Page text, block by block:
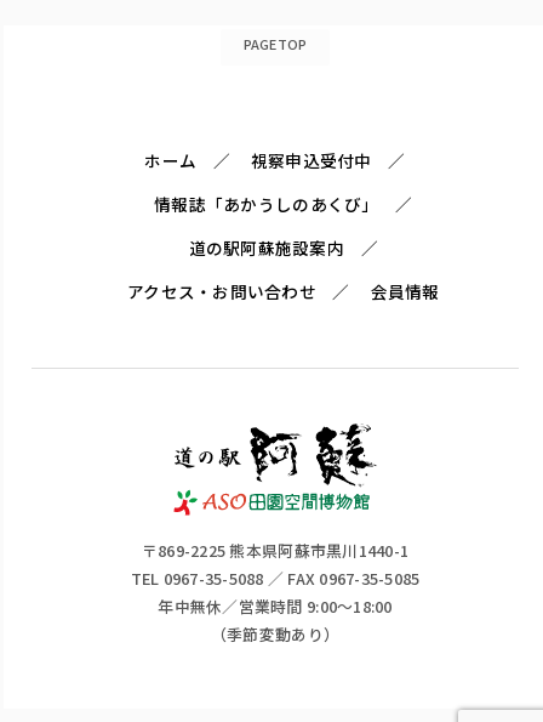
PAGETOP
ホーム
視察申込受付中
情報誌「あかうしのあくび」
道の駅阿蘇施設案内
アクセス・お問い合わせ
会員情報
〒869-2225 熊本県阿蘇市黒川1440-1
TEL 0967-35-5088 ／ FAX 0967-35-5085
年中無休／営業時間 9:00～18:00
（季節変動あり）